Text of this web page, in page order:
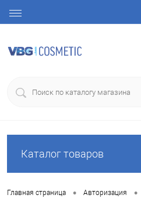
Каталог товаров
Главная страница • Авторизация •